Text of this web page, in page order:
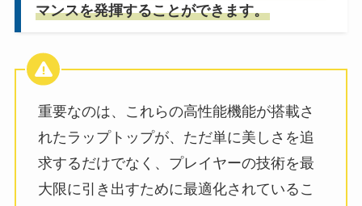
マンスを発揮することができます。
重要なのは、これらの高性能機能が搭載さ
れたラップトップが、ただ単に美しさを追
求するだけでなく、プレイヤーの技術を最
大限に引き出すために最適化されているこ